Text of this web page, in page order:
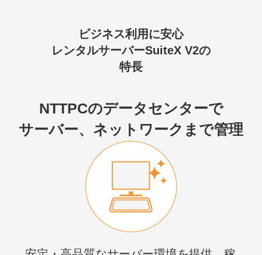
ビジネス利用に安心
レンタルサーバーSuiteX V2の
特長
NTTPCのデータセンターで
サーバー、ネットワークまで管理